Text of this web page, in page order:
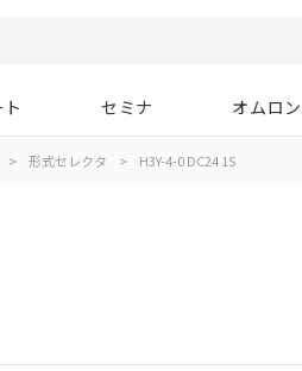
セミナ オムロ
> 形式セレクタ > H3Y-4-0 DC24 1S